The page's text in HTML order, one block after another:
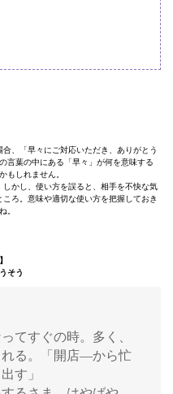
、「早々にご対応いただき、ありがとう
言葉の中にある「早々」が何を意味する
もしれません。
しかし、使い方を誤ると、相手を不快な気
ろ。意味や適切な使い方を把握しておき
。
そう
てすぐの時。多く、
る。「開店—から忙
す」